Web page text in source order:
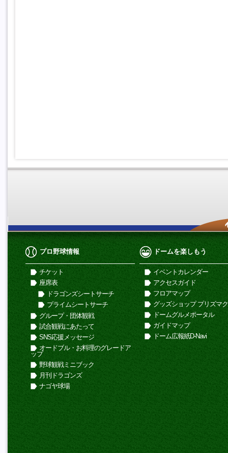
プロ野球情報
チケット
座席表
ドラゴンズシートサーチ
プライムシートサーチ
グループ・団体観戦
試合観戦にあたって
SNS応援メッセージ
オードブル・お料理のグレードア
ップ
野球観戦ミニブック
月刊ドラゴンズ
ナゴヤ球場
ドームを楽しもう
イベントカレンダー
アクセスガイド
フロアマップ
グッズショップ プリズマ
ドームグルメポータル
ガイドマップ
ドーム広報紙D-Navi